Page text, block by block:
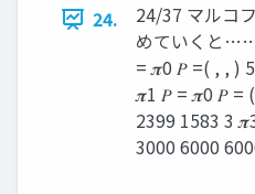
24.
24/37 マルコ
めていくと
= 𝝅0 𝑃 =( , , )
𝝅1 𝑃 = 𝝅0 𝑃 =
2399 1583 3
3000 6000